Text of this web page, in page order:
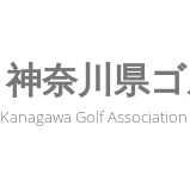
神奈川県
Kanagawa Golf Association